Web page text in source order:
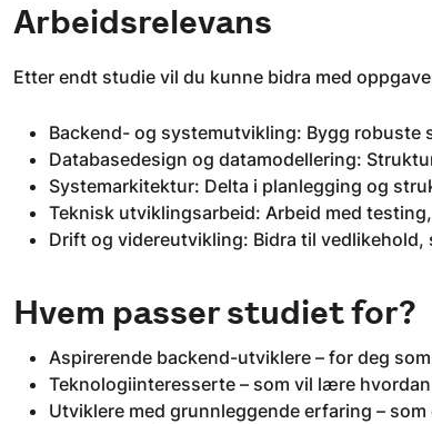
Arbeidsrelevans
Etter endt studie vil du kunne bidra med
Backend- og systemutvikling: Bygg robuste
Databasedesign og datamodellering:
Systemarkitektur: Delta i planlegging og
Teknisk utviklingsarbeid: Arbeid med
Drift og videreutvikling: Bidra til
Hvem passer studiet for?
Aspirerende backend-utviklere – for deg
Teknologiinteresserte – som vil lære
Utviklere med grunnleggende erfaring –